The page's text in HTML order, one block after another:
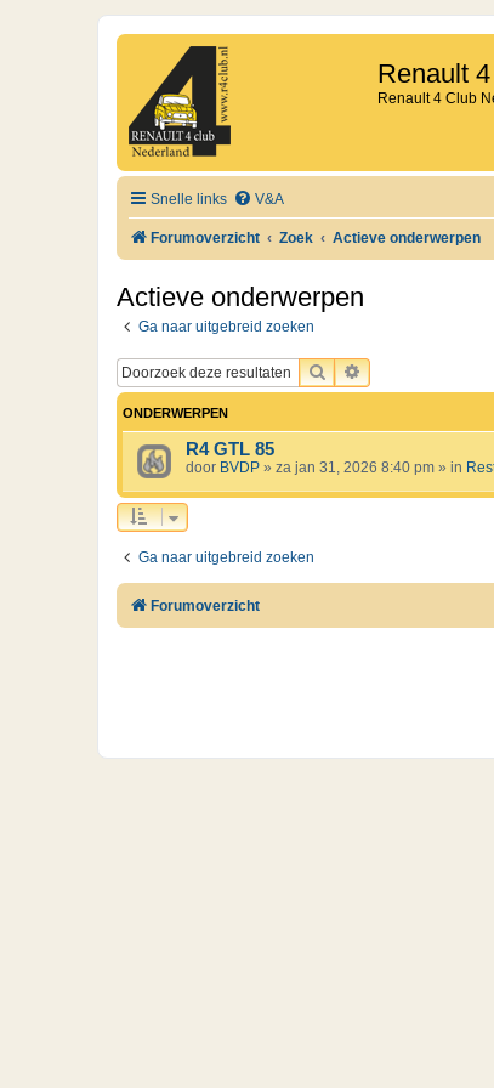
Renault
Renault 4 Club
Snelle links V&A
Forumoverzicht Zoek Actieve onderwerpen
Actieve onderwerpen
Ga naar uitgebreid zoeken
ZOEKUITGEBREID
ONDERWERPEN
R4 GTL 85
door BVDP » za jan 31, 2026 8:40 pm » in
Ga naar uitgebreid zoeken
Forumoverzicht